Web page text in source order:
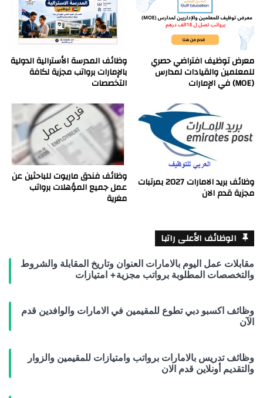
معرض توظيف افتراضي حصري
للمعلمين والقيادات لمدارس
(MOE) في الإمارات
وظائف المدرسة الأسترالية الدولية
بالإمارات برواتب مجزية لكافة
التخصصات
وظائف بريد الامارات 2027 بمرتبات
مجزية قدم الان
وظائف فندق ماريوت للباحثين عن
عمل جميع المؤهلات برواتب
مغرية
الوظائف الأعلى راتبا
مقابلات عمل اليوم بالامارات العنوان وتاريخ المقابلة والشروط
والتخصصات المطلوبة برواتب مجزية+ امتيازات
وظائف اكسبو دبي تطوع للمقيمين في الامارات والوافدين قدم
الآن
وظائف تدريس بالامارات برواتب وامتيازات للمقيمين والزوار
والتقديم أونلاين قدم الان